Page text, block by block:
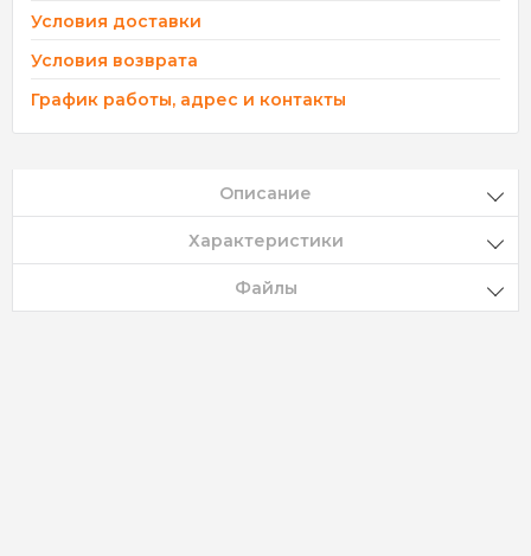
Условия доставки
Условия возврата
График работы, адрес и контакты
Описание
Характеристики
Файлы